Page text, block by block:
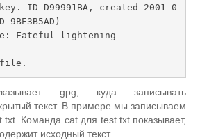
file.
gpg, куда записывать
текст. В примере мы записываем
Команда cat для test.txt показывает,
исходный текст.